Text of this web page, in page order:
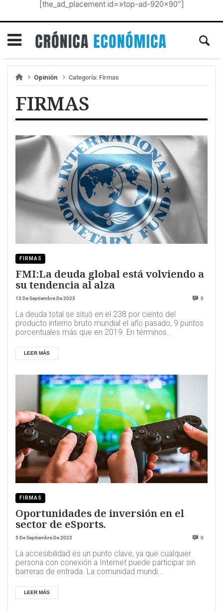
[the_ad_placement id=»top-ad-920×90″]
Opinión Categoría: Firmas
FIRMAS
FIRMAS
FMI:La deuda global está volviendo a
su tendencia al alza
13 De Septiembre De 2023 0
La deuda total se situó en el 238 por ciento del
producto interno bruto mundial el año pasado, 9 puntos
porcentuales más que en 2019. En términos...
LEER MÁS
FIRMAS
Oportunidades de inversión en el
sector de eSports.
5 De Septiembre De 2023 0
La accesibilidad es un punto clave, ya que cualquier
persona con conexión a Internet puede participar sin
barreras de entrada. La comunidad mundi...
LEER MÁS